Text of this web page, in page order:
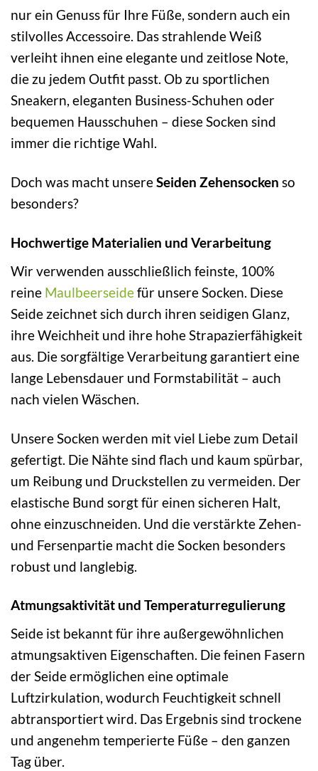
nur ein Genuss für Ihre Füße, sondern auch ein
stilvolles Accessoire. Das strahlende Weiß
verleiht ihnen eine elegante und zeitlose Note,
die zu jedem Outfit passt. Ob zu sportlichen
Sneakern, eleganten Business-Schuhen oder
bequemen Hausschuhen – diese Socken sind
immer die richtige Wahl.
Doch was macht unsereSeiden Zehensocken so
besonders?
Hochwertige Materialien und Verarbeitung
Wir verwenden ausschließlich feinste, 100%
reine Maulbeerseidefür unsere Socken. Diese
Seide zeichnet sich durch ihren seidigen Glanz,
ihre Weichheit und ihre hohe Strapazierfähigkeit
aus. Die sorgfältige Verarbeitung garantiert eine
lange Lebensdauer und Formstabilität – auch
nach vielen Wäschen.
Unsere Socken werden mit viel Liebe zum Detail
gefertigt. Die Nähte sind flach und kaum spürbar,
um Reibung und Druckstellen zu vermeiden. Der
elastische Bund sorgt für einen sicheren Halt,
ohne einzuschneiden. Und die verstärkte Zehen-
und Fersenpartie macht die Socken besonders
robust und langlebig.
Atmungsaktivität und Temperaturregulierung
Seide ist bekannt für ihre außergewöhnlichen
atmungsaktiven Eigenschaften. Die feinen Fasern
der Seide ermöglichen eine optimale
Luftzirkulation, wodurch Feuchtigkeit schnell
abtransportiert wird. Das Ergebnis sind trockene
und angenehm temperierte Füße – den ganzen
Tag über.